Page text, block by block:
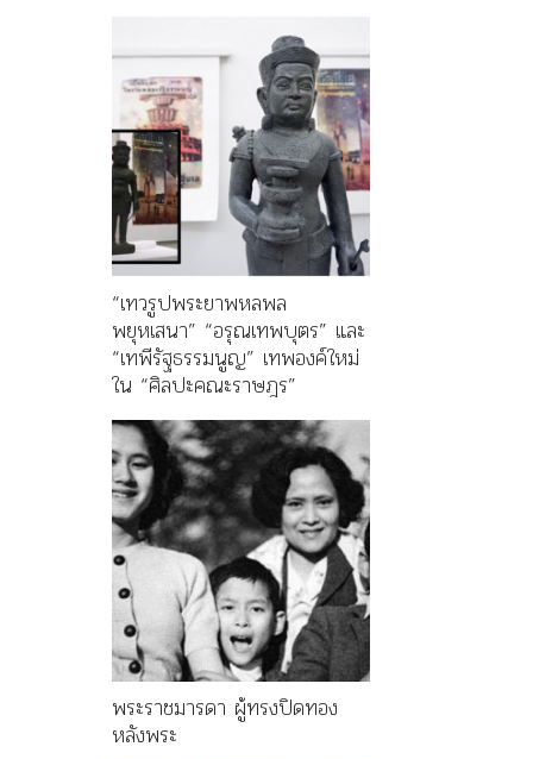
“เทวรูปพระยาพหลพล
พยุหเสนา” “อรุณเทพบุตร” และ
“เทพีรัฐธรรมนูญ” เทพองค์ใหม่
ใน “ศิลปะคณะราษฎร”
พระราชมารดา ผู้ทรงปิดทอง
หลังพระ